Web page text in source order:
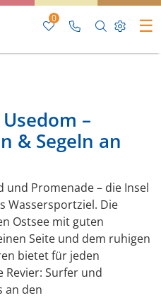
☰
0
–
& Segeln an
Promenade – die Insel
Wassersportziel. Die
Ostsee mit guten
Seite und dem ruhigen
bietet für jeden
Surfer und
an den